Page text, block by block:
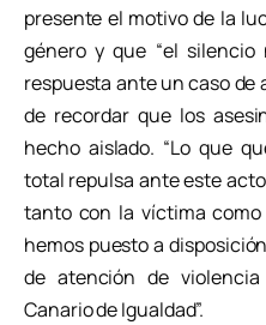
presente el motivo de la
género y que “el
respuesta ante un caso de
de recordar que los
hecho aislado. “Lo que
total repulsa ante este
tanto con la víctima
hemos puesto a
de atención de
Canario de Igualdad”.